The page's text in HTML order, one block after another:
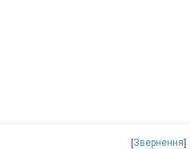
[Звернення]